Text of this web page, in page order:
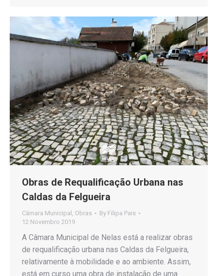
Obras de Requalificação Urbana nas
Caldas da Felgueira
Câmara Municipal Obras By Filipa Pais
12 Novembro 2019
A Câmara Municipal de Nelas está a realizar obras
de requalificação urbana nas Caldas da Felgueira,
relativamente à mobilidade e ao ambiente. Assim,
está em curso uma obra de instalação de uma